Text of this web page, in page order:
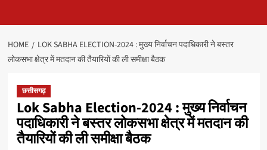
HOME
LOK SABHA ELECTION-2024 : मुख्य निर्वाचन पदाधिकारी ने बस्तर
लोकसभा क्षेत्र में मतदान की तैयारियों की ली समीक्षा बैठक
छत्तीसगढ़
Lok Sabha Election-2024 : मुख्य निर्वाचन
पदाधिकारी ने बस्तर लोकसभा क्षेत्र में मतदान की
तैयारियों की ली समीक्षा बैठक